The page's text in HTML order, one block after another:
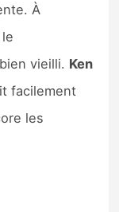
À
vieilli. Ken
facilement
les